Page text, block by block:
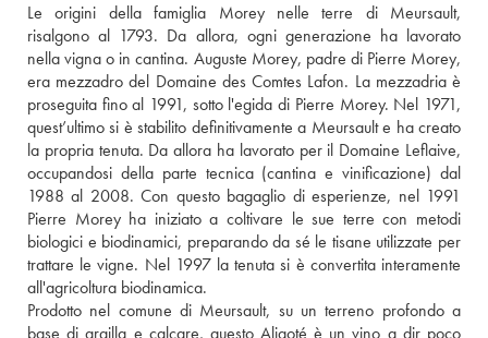
Le origini della famiglia Morey nelle terre di Meursault,
risalgono al 1793. Da allora, ogni generazione ha lavorato
nella vigna o in cantina. Auguste Morey, padre di Pierre Morey,
era mezzadro del Domaine des Comtes Lafon. La mezzadria è
proseguita fino al 1991, sotto l'egida di Pierre Morey. Nel 1971,
quest’ultimo si è stabilito definitivamente a Meursault e ha creato
la propria tenuta. Da allora ha lavorato per il Domaine Leflaive,
occupandosi della parte tecnica (cantina e vinificazione) dal
1988 al 2008. Con questo bagaglio di esperienze, nel 1991
Pierre Morey ha iniziato a coltivare le sue terre con metodi
biologici e biodinamici, preparando da sé le tisane utilizzate per
trattare le vigne. Nel 1997 la tenuta si è convertita interamente
all'agricoltura biodinamica.
Prodotto nel comune di Meursault, su un terreno profondo a
base di argilla e calcare, questo Aligoté è un vino a dir poco